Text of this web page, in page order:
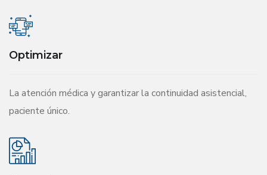
Optimizar
La atención médica y garantizar la continuidad asistencial,
paciente único.